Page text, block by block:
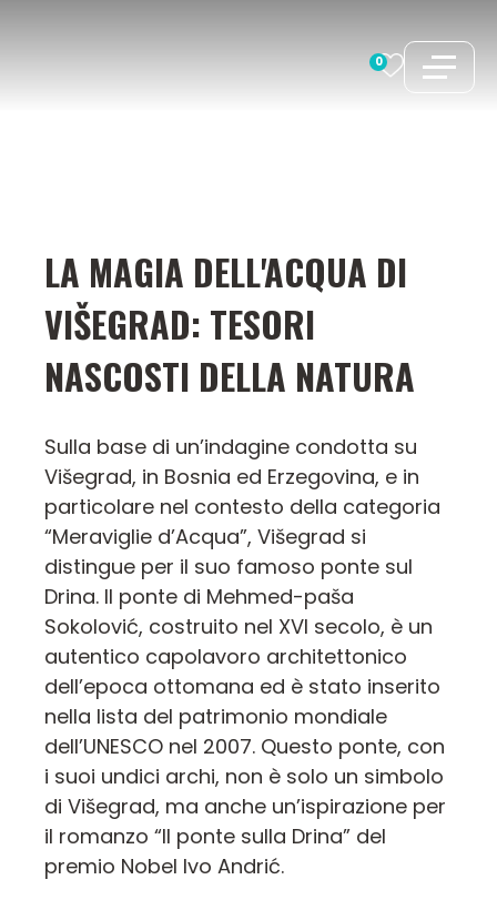
0
LA MAGIA DELL'ACQUA DI
VIŠEGRAD: TESORI
NASCOSTI DELLA NATURA
Sulla base di un’indagine condotta su
Višegrad, in Bosnia ed Erzegovina, e in
particolare nel contesto della categoria
“Meraviglie d’Acqua”, Višegrad si
distingue per il suo famoso ponte sul
Drina. Il ponte di Mehmed-paša
Sokolović, costruito nel XVI secolo, è un
autentico capolavoro architettonico
dell’epoca ottomana ed è stato inserito
nella lista del patrimonio mondiale
dell’UNESCO nel 2007. Questo ponte, con
i suoi undici archi, non è solo un simbolo
di Višegrad, ma anche un’ispirazione per
il romanzo “Il ponte sulla Drina” del
premio Nobel Ivo Andrić.